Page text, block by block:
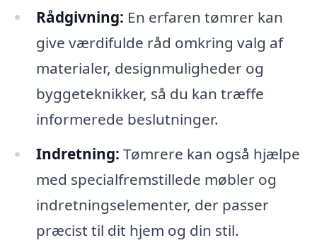
Rådgivning: En erfaren tømrer kan
give værdifulde råd omkring valg af
materialer, designmuligheder og
byggeteknikker, så du kan træffe
informerede beslutninger.
Indretning: Tømrere kan også hjælpe
med specialfremstillede møbler og
indretningselementer, der passer
præcist til dit hjem og din stil.